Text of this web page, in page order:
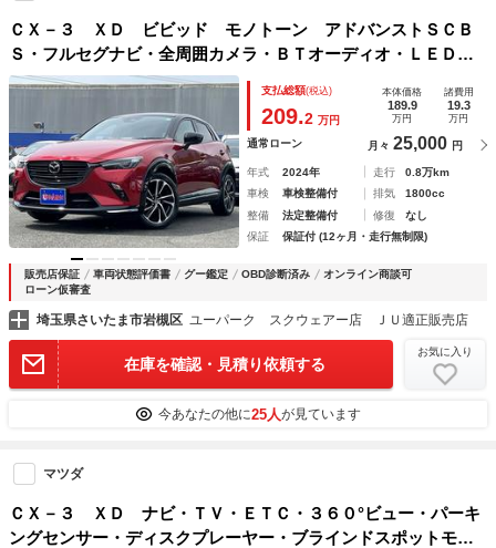
ＣＸ－３ ＸＤ ビビッド モノトーン アドバンストＳＣＢ
Ｓ・フルセグナビ・全周囲カメラ・ＢＴオーディオ・ＬＥＤラ
イト・フォグＬＥＤ・ハーフレザーシート・シートヒーター・
ＡＣＣ・ＬＫＡ・ＢＳＭ・ＨＵＤ・Ｃソナー・アイドリングス
トップ
支払総額(税込)
209.2 万円
本体価格
189.9
万円
諸費用
19.3
万円
通常ローン 月々 25,000 円
年式 2024年 走行
0.8万km
車検
車検整備付 排気
1800cc
整備
法定整備付 修復
なし
保証
保証付 (12ヶ月・走行無制限)
販売店保証 車両状態評価書 グー鑑定 OBD診断済み
オンライン商談可
ローン仮審査
埼玉県さいたま市岩槻区 ユーパーク スクウェアー店 ＪＵ適正販売店
在庫を確認・見積り依頼する
お気に入り
今あなたの他に25人が見ています
マツダ
ＣＸ－３ ＸＤ ナビ・ＴＶ・ＥＴＣ・３６０°ビュー・パーキ
ングセンサー・ディスクプレーヤー・ブラインドスポットモニ